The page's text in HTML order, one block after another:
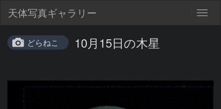
天体写真ギャラリー
どらねこ 10月15日の木星